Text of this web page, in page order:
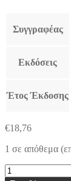
Συγγραφέας
Εκδόσεις
Έτος Έκδοσης
€18,76
1 σε απόθεμα
Ο